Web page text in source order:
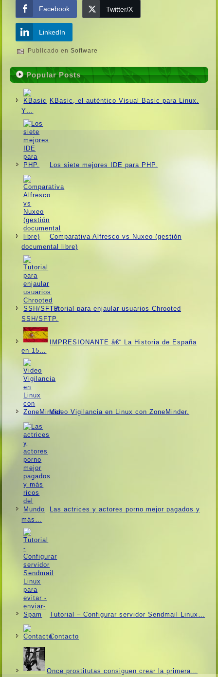
Facebook
Twitter/X
LinkedIn
Publicado en Software
Popular Posts
KBasic, el auténtico Visual Basic para Linux.
Y…
Los siete mejores IDE para PHP.
Comparativa Alfresco vs Nuxeo (gestión
documental libre)
Tutorial para enjaular usuarios Chrooted
SSH/SFTP.
IMPRESIONANTE â€“ La Historia de España
en 15…
Video Vigilancia en Linux con ZoneMinder.
Las actrices y actores porno mejor pagados y
más…
Tutorial – Configurar servidor Sendmail Linux…
Contacto
Once prostitutas consiguen crear la primera…